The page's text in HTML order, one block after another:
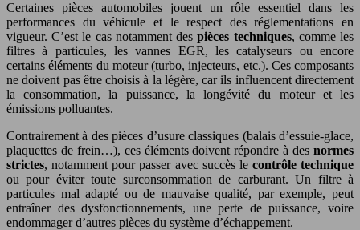
Certaines pièces automobiles jouent un rôle essentiel dans les
performances du véhicule et le respect des réglementations en
vigueur. C’est le cas notamment despièces techniques, comme les
filtres à particules, les vannes EGR, les catalyseurs ou encore
certains éléments du moteur (turbo, injecteurs, etc.). Ces composants
ne doivent pas être choisis à la légère, car ils influencent directement
la consommation, la puissance, la longévité du moteur et les
émissions polluantes.
Contrairement à des pièces d’usure classiques (balais d’essuie-glace,
plaquettes de frein…), ces éléments doivent répondre à des normes
strictes, notamment pour passer avec succès le contrôle technique
ou pour éviter toute surconsommation de carburant. Un filtre à
particules mal adapté ou de mauvaise qualité, par exemple, peut
entraîner des dysfonctionnements, une perte de puissance, voire
endommager d’autres pièces du système d’échappement.